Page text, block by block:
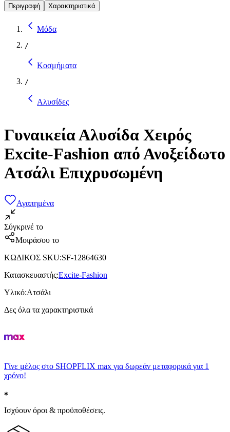
Περιγραφή Χαρακτηριστικά
Μόδα
/
Κοσμήματα
/
Αλυσίδες
Γυναικεία Αλυσίδα Χειρός
Excite-Fashion από Ανοξείδωτο
Ατσάλι Επιχρυσωμένη
Αγαπημένα
Σύγκρινέ το
Μοιράσου το
ΚΩΔΙΚΟΣ SKU:SF-12864630
Κατασκευαστής:Excite-Fashion
Υλικό:Ατσάλι
Δες όλα τα χαρακτηριστικά
Γίνε μέλος στο SHOPFLIX max για δωρεάν μεταφορικά για 1
χρόνο!
Ισχύουν όροι & προϋποθέσεις.